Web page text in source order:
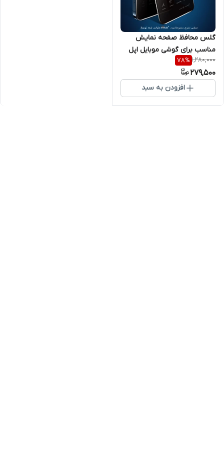
گلس محافظ صفحه نمایش
مناسب برای گوشی موبایل اپل
Iphone 17
1,280,000
78%
279,500
افزودن به سبد